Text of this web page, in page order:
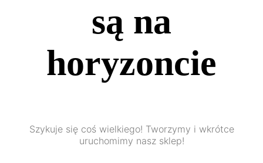
są na
horyzoncie
Szykuje się coś wielkiego! Tworzymy i wkrótce
uruchomimy nasz sklep!